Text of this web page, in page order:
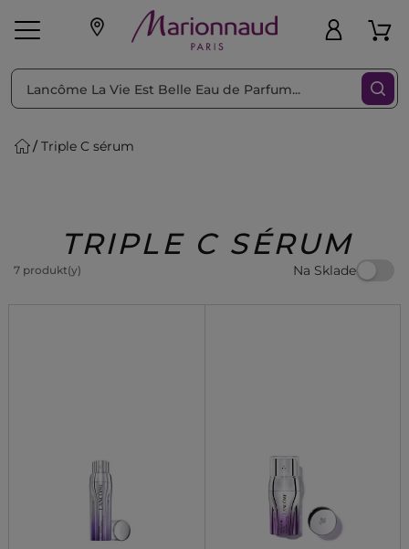
pleť Líčenie
Beauty
Triple C sérum
TRIPLE C SÉRUM
7 produkt(y) Na Sklade
Triediť podľa Filtrovať